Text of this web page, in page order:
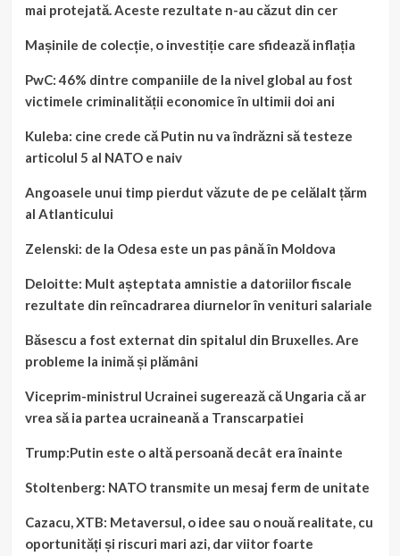
mai protejată. Aceste rezultate n-au căzut din cer
Mașinile de colecție, o investiție care sfidează inflația
PwC: 46% dintre companiile de la nivel global au fost
victimele criminalității economice în ultimii doi ani
Kuleba: cine crede că Putin nu va îndrăzni să testeze
articolul 5 al NATO e naiv
Angoasele unui timp pierdut văzute de pe celălalt țărm
al Atlanticului
Zelenski: de la Odesa este un pas până în Moldova
Deloitte: Mult așteptata amnistie a datoriilor fiscale
rezultate din reîncadrarea diurnelor în venituri salariale
Băsescu a fost externat din spitalul din Bruxelles. Are
probleme la inimă și plămâni
Viceprim-ministrul Ucrainei sugerează că Ungaria că ar
vrea să ia partea ucraineană a Transcarpatiei
Trump:Putin este o altă persoană decât era înainte
Stoltenberg: NATO transmite un mesaj ferm de unitate
Cazacu, XTB: Metaversul, o idee sau o nouă realitate, cu
oportunități și riscuri mari azi, dar viitor foarte